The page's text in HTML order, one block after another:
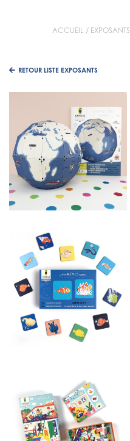
ACCUEIL / EXPOSANTS
RETOUR LISTE EXPOSANTS